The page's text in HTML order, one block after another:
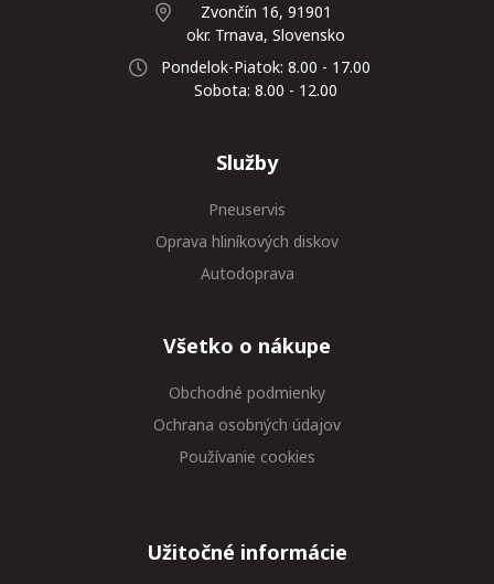
Zvončín 16, 91901
okr. Trnava, Slovensko
Pondelok-Piatok: 8.00 - 17.00
Sobota: 8.00 - 12.00
Služby
Pneuservis
Oprava hliníkových diskov
Autodoprava
Všetko o nákupe
Obchodné podmienky
Ochrana osobných údajov
Používanie cookies
Užitočné informácie